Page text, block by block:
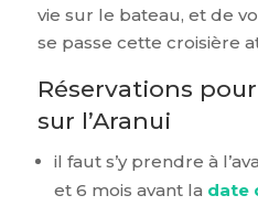
vie sur le bateau, et de
se passe cette croisière
Réservations
sur l’Aranui
il faut s’y prendre à
et 6 mois avant la date